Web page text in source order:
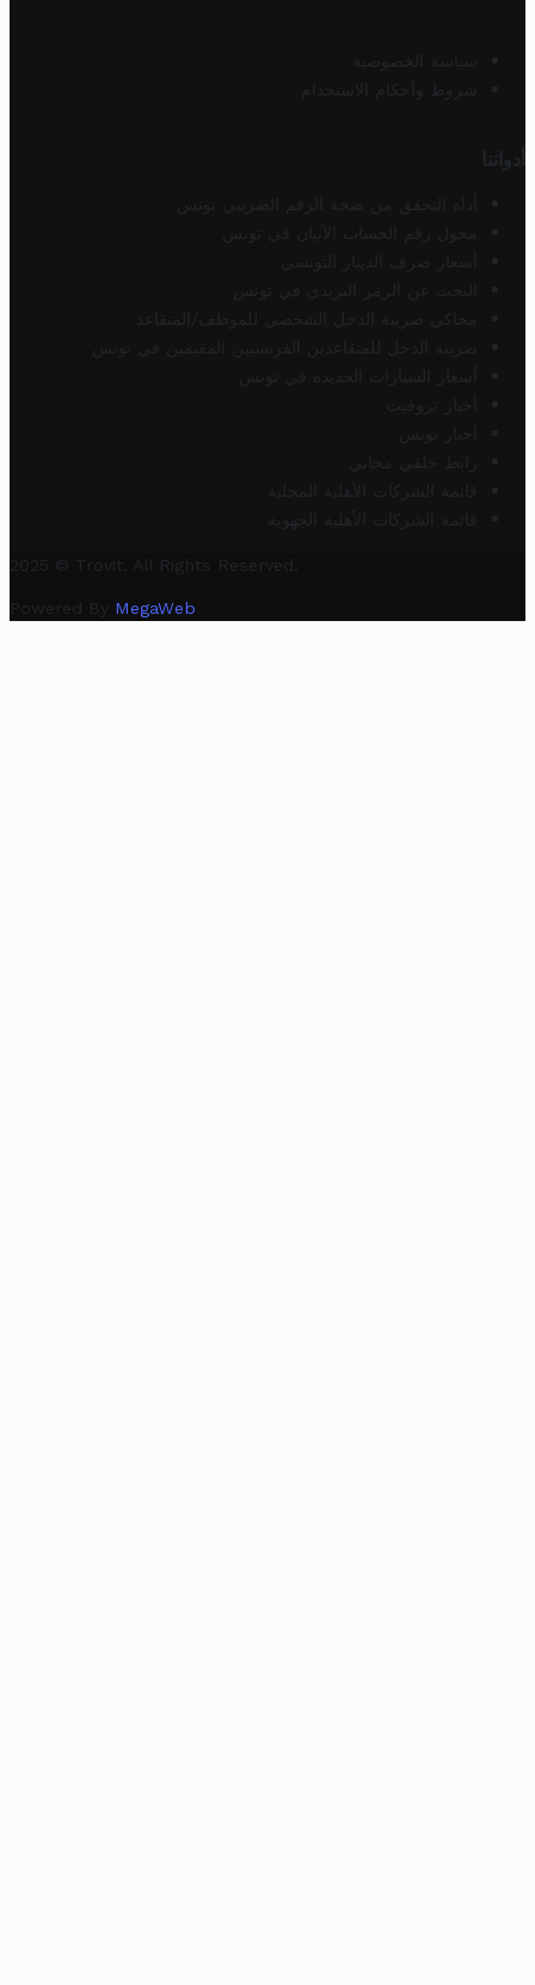
سياسة الخصوصية
شروط وأحكام الاستخدام
أدواتنا
أداة التحقق من صحة الرقم الضريبي تونس
محول رقم الحساب الآيبان في تونس
أسعار صرف الدينار التونسي
البحث عن الرمز البريدي في تونس
محاكي ضريبة الدخل الشخصي للموظف/المتقاعد
ضريبة الدخل للمتقاعدين الفرنسيين المقيمين في تونس
أسعار السيارات الجديدة في تونس
أخبار تروفيت
أخبار تونس
رابط خلفي مجاني
قائمة الشركات الأهلية المحلية
قائمة الشركات الأهلية الجهوية
2025 © Trovit. All Rights Reserved.
Powered By MegaWeb